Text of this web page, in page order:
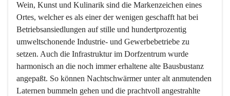
Wein, Kunst und Kulinarik sind die Markenzeichen eines
Ortes, welcher es als einer der wenigen geschafft hat bei
Betriebsansiedlungen auf stille und hundertprozentig
umweltschonende Industrie- und Gewerbebetriebe zu
setzen. Auch die Infrastruktur im Dorfzentrum wurde
harmonisch an die noch immer erhaltene alte Bausbustanz
angepaßt. So können Nachtschwärmer unter alt anmutenden
Laternen bummeln gehen und die prachtvoll angestrahlte